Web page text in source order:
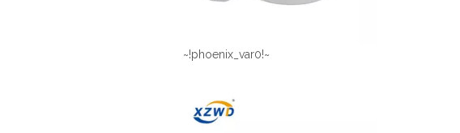
~!phoenix_var0!~